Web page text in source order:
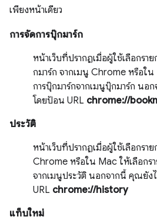
เพียงหน้าเดียว
การจัดการบุ๊กมาร์ก
หน้าเว็บที่ปรากฏเมื่อผู้ใช้เลือกรา
กมาร์ก จากเมนู Chrome หรือใน
การบุ๊กมาร์กจากเมนูบุ๊กมาร์ก น
โดยป้อน URL chrome://
ประวัติ
หน้าเว็บที่ปรากฏเมื่อผู้ใช้เลือกรา
Chrome หรือใน Mac ให้เลือกร
จากเมนูประวัติ นอกจากนี้ คุณยั
URL chrome://history
แท็บใหม่